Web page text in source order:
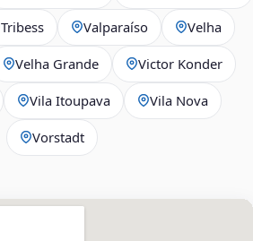
Tribess Valparaíso Velha
Velha Grande Victor Konder
Vila Itoupava Vila Nova
Vorstadt